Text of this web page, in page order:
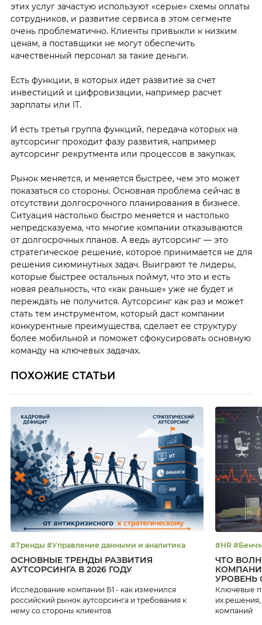
этих услуг зачастую используют «серые» схемы оплаты
сотрудников, и развитие сервиса в этом сегменте
очень проблематично. Клиенты привыкли к низким
ценам, а поставщики не могут обеспечить
качественный персонал за такие деньги.
Есть функции, в которых идет развитие за счет
инвестиций и цифровизации, например расчет
зарплаты или IТ.
И есть третья группа функций, передача которых на
аутсорсинг проходит фазу развития, например
аутсорсинг рекрутмента или процессов в закупках.
Рынок меняется, и меняется быстрее, чем это может
показаться со стороны. Основная проблема сейчас в
отсутствии долгосрочного планирования в бизнесе.
Ситуация настолько быстро меняется и настолько
непредсказуема, что многие компании отказываются
от долгосрочных планов. А ведь аутсорсинг — это
стратегическое решение, которое принимается не для
решения сиюминутных задач. Выиграют те лидеры,
которые быстрее остальных поймут, что это и есть
новая реальность, что «как раньше» уже не будет и
переждать не получится. Аутсорсинг как раз и может
стать тем инструментом, который даст компании
конкурентные преимущества, сделает ее структуру
более мобильной и поможет сфокусировать основную
команду на ключевых задачах.
ПОХОЖИЕ СТАТЬИ
#Тренды #Управление данными и аналитика
ОСНОВНЫЕ ТРЕНДЫ РАЗВИТИЯ
АУТСОРСИНГА В 2026 ГОДУ
Исследование компании Б1 - как изменился
российский рынок аутсорсинга и требования к
нему со стороны клиентов
ЧТО
УРОВЕНЬ
Ключевые
их
компаний